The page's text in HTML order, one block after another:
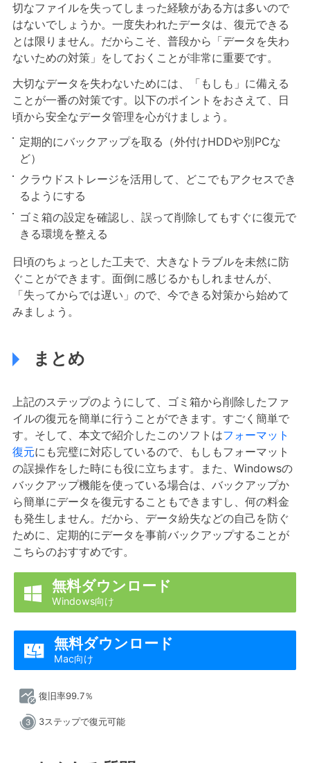
切なファイルを失ってしまった経験がある方は多いので
はないでしょうか。一度失われたデータは、復元できる
とは限りません。だからこそ、普段から「データを失わ
ないための対策」をしておくことが非常に重要です。
大切なデータを失わないためには、「もしも」に備える
ことが一番の対策です。以下のポイントをおさえて、日
頃から安全なデータ管理を心がけましょう。
定期的にバックアップを取る（外付けHDDや別PCな
ど）
クラウドストレージを活用して、どこでもアクセスでき
るようにする
ゴミ箱の設定を確認し、誤って削除してもすぐに復元で
きる環境を整える
日頃のちょっとした工夫で、大きなトラブルを未然に防
ぐことができます。面倒に感じるかもしれませんが、
「失ってからでは遅い」ので、今できる対策から始めて
みましょう。
まとめ
上記のステップのようにして、ゴミ箱から削除したファ
イルの復元を簡単に行うことができます。すごく簡単で
す。そして、本文で紹介したこのソフトはフォーマット
復元にも完璧に対応しているので、もしもフォーマット
の誤操作をした時にも役に立ちます。また、Windowsの
バックアップ機能を使っている場合は、バックアップか
ら簡単にデータを復元することもできますし、何の料金
も発生しません。だから、データ紛失などの自己を防ぐ
ために、定期的にデータを事前バックアップすることが
こちらのおすすめです。
 無料ダウンロード
Windows向け
 無料ダウンロード
Mac向け
復旧率99.7％
3ステップで復元可能